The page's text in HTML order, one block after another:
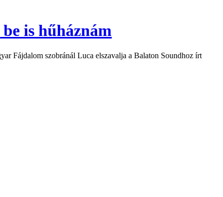
is hűháznám
Fájdalom szobránál Luca elszavalja a Balaton Soundhoz írt